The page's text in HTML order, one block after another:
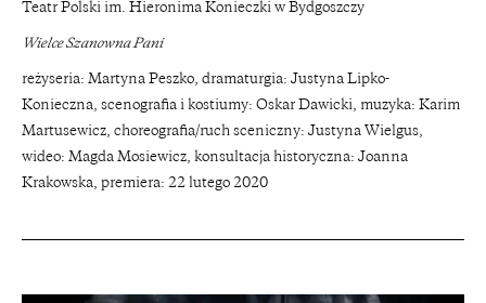
Teatr Polski im. Hieronima Konieczki w Bydgoszczy
Wielce Szanowna Pani
reżyseria: Martyna Peszko, dramaturgia: Justyna Lipko-
Konieczna, scenografia i kostiumy: Oskar Dawicki, muzyka: Karim
Martusewicz, choreografia/ruch sceniczny: Justyna Wielgus,
wideo: Magda Mosiewicz, konsultacja historyczna: Joanna
Krakowska, premiera: 22 lutego 2020